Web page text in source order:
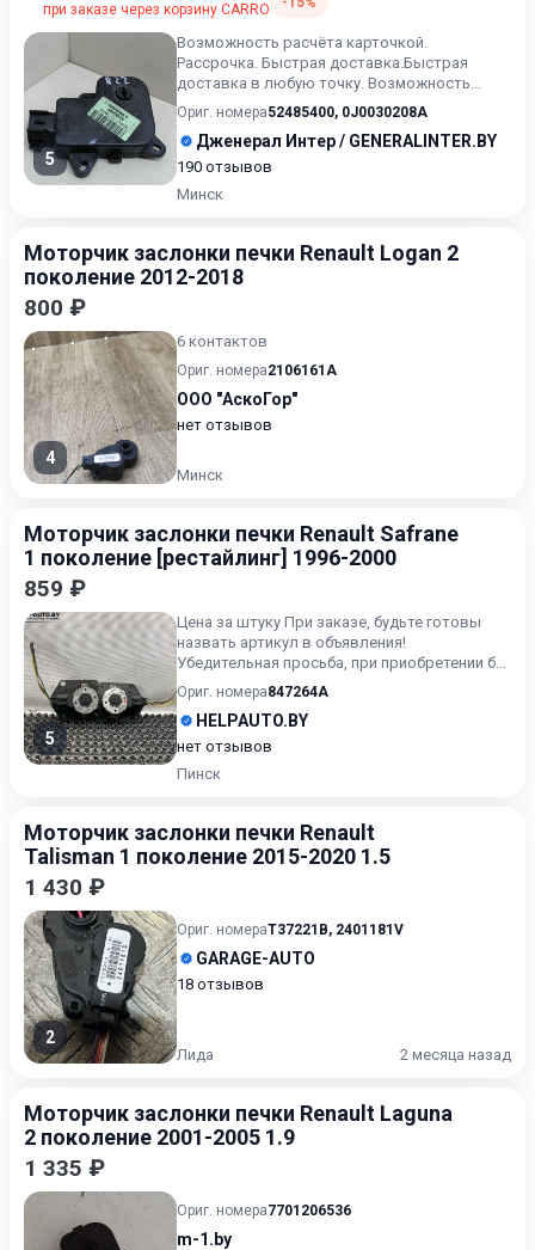
при заказе через корзину CARRO
5
Возможность расчёта карточкой.
Рассрочка. Быстрая доставка.Быстрая
доставка в любую точку. Возможность
расчета карточкой. Рассрочка. Проверк...
Ориг. номера52485400, 0J0030208A
Дженерал Интер / GENERALINTER.BY
190 отзывов
Минск
Моторчик заслонки печки Renault Logan 2
поколение 2012-2018
800 ₽
4
6 контактов
Ориг. номера2106161A
ООО "АскоГор"
нет отзывов
Минск
Моторчик заслонки печки Renault Safrane
1 поколение [рестайлинг] 1996-2000
859 ₽
5
Цена за штуку При заказе, будьте готовы
назвать артикул в объявления!
Убедительная просьба, при приобретении б/у
автозапчастей вниматель...
Ориг. номера847264A
HELPAUTO.BY
нет отзывов
Пинск
Моторчик заслонки печки Renault
Talisman 1 поколение 2015-2020 1.5
1 430 ₽
2
Ориг. номераT37221B, 2401181V
GARAGE-AUTO
18 отзывов
Лида 2 месяца назад
Моторчик заслонки печки Renault Laguna
2 поколение 2001-2005 1.9
1 335 ₽
Ориг. номера7701206536
m-1.by